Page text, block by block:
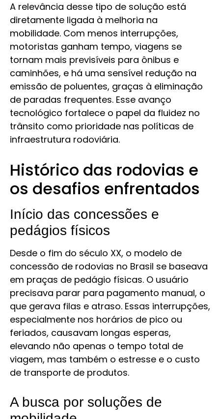
A relevância desse tipo de solução está
diretamente ligada à melhoria na
mobilidade. Com menos interrupções,
motoristas ganham tempo, viagens se
tornam mais previsíveis para ônibus e
caminhões, e há uma sensível redução na
emissão de poluentes, graças à eliminação
de paradas frequentes. Esse avanço
tecnológico fortalece o papel da fluidez no
trânsito como prioridade nas políticas de
infraestrutura rodoviária.
Histórico das rodovias e
os desafios enfrentados
Início das concessões e
pedágios físicos
Desde o fim do século XX, o modelo de
concessão de rodovias no Brasil se baseava
em praças de pedágio físicas. O usuário
precisava parar para pagamento manual, o
que gerava filas e atraso. Essas interrupções,
especialmente nos horários de pico ou
feriados, causavam longas esperas,
elevando não apenas o tempo total de
viagem, mas também o estresse e o custo
de transporte de produtos.
A busca por soluções de